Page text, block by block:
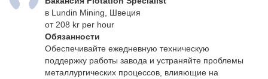
в Lundin Mining, Швеция
от 208 kr per hour
Обязанности
Обеспечивайте ежедневную техническую
поддержку работы завода и устраняйте проблемы
металлургических процессов, влияющие на